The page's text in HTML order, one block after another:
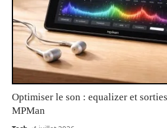
Optimiser le son : equalizer et
MPMan